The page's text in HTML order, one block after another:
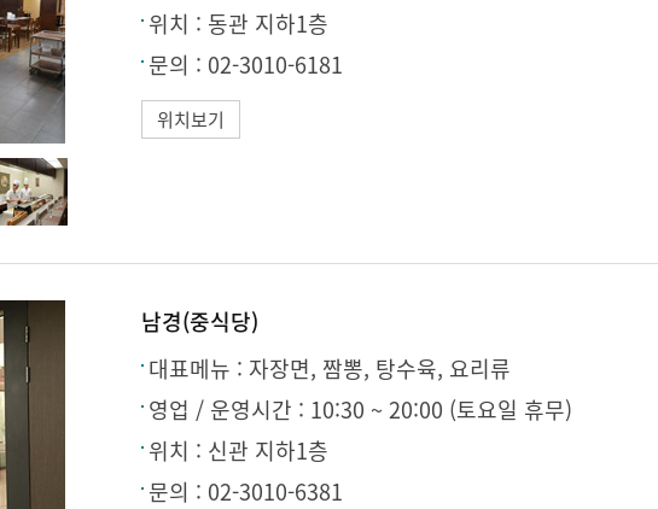
위치 : 동관 지하1층
문의 : 02-3010-6181
위치보기
남경(중식당)
대표메뉴 : 자장면, 짬뽕, 탕수육, 요리류
영업 / 운영시간 : 10:30 ~ 20:00 (토요일 휴무)
위치 : 신관 지하1층
문의 : 02-3010-6381